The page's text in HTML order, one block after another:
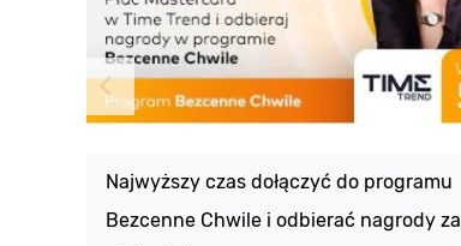
Najwyższy czas dołączyć do programu
Bezcenne Chwile i odbierać nagrody za